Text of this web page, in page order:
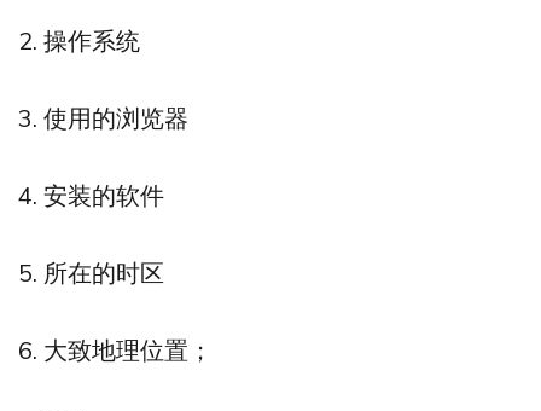
2. 操作系统
3. 使用的浏览器
4. 安装的软件
5. 所在的时区
6. 大致地理位置；